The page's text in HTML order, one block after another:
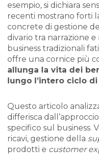
esempio, si dichiara
recenti mostrano forti
concrete di gestione
divario tra narrazione
business tradizionali
offre una cornice più
allunga la vita dei
lungo l’intero ciclo
Questo articolo
differisca
specifico sul business.
ricavi, gestione della
prodotti e customer